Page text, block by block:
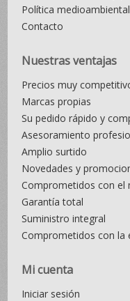
Política medioambiental
Contacto
Nuestras ventajas
Precios muy
Marcas propias
Su pedido rápido y
Asesoramiento
Amplio surtido
Novedades y
Comprometidos con el
Garantía total
Suministro integral
Comprometidos con la
Mi cuenta
Iniciar sesión